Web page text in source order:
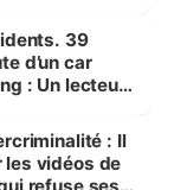
39
d’un car
: Un lecteur
: Il
les vidéos de